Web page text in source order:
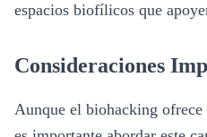
espacios biofílicos que
Consideraciones
Aunque el biohacking